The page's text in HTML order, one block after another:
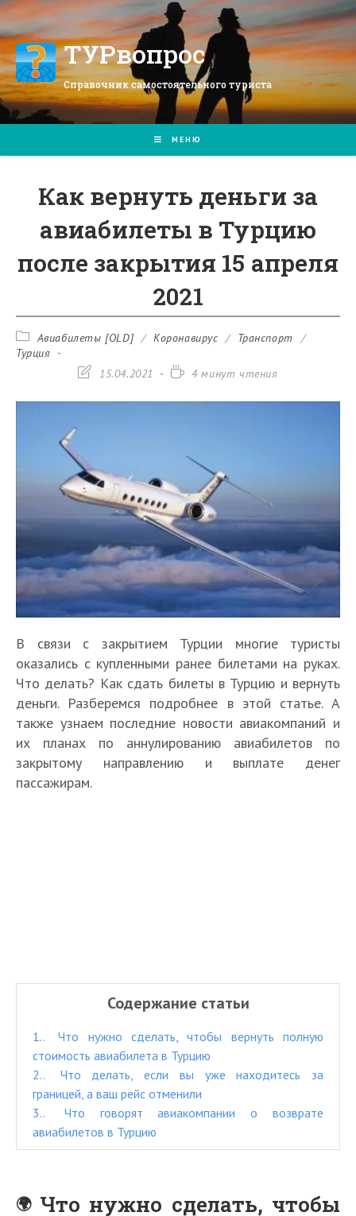
Перейти
к
содержимомуТУРвопрос
Справочник самостоятельного туриста
МЕНЮ
Как вернуть деньги за
авиабилеты в Турцию
после закрытия 15 апреля
2021
Рубрика
записи:
Авиабилеты [OLD] / Коронавирус / Транспорт
/
Турция
Запись15.04.2021
Время4 минут чтения
В связи с закрытием Турции многие туристы
оказались с купленными ранее билетами на руках.
Что делать? Как сдать билеты в Турцию и вернуть
деньги. Разберемся подробнее в этой статье. А
также узнаем последние новости авиакомпаний и
их планах по аннулированию авиабилетов по
закрытому направлению и выплате денег
пассажирам.
Содержание статьи
1.
Что нужно сделать, чтобы вернуть полную
стоимость авиабилета в Турцию
2.
Что делать, если вы уже находитесь за
границей, а ваш рейс отменили
3.
Что говорят авиакомпании о возврате
авиабилетов в Турцию
Что нужно сделать, чтобы